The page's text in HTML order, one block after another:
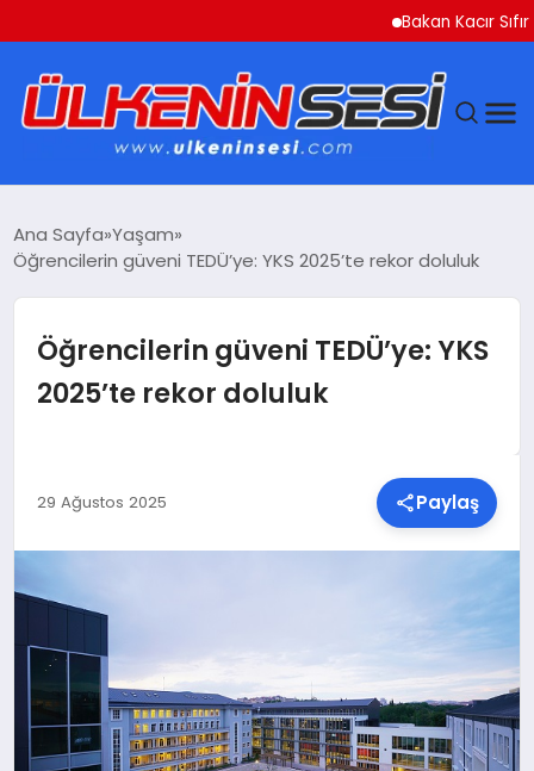
Bakan Kacır Sıfır
EKONOMI
GÜNDEM
MAGAZIN
TEKNOLOJI
YAŞAM
Ana Sayfa Yaşam
Öğrencilerin güveni TEDÜ’ye: YKS 2025’te rekor doluluk
Öğrencilerin güveni TEDÜ’ye: YKS
2025’te rekor doluluk
29 Ağustos 2025 Paylaş